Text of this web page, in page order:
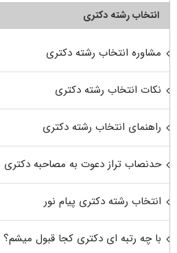
انتخاب رشته دکتری
مشاوره انتخاب رشته دکتری
نکات انتخاب رشته دکتری
راهنمای انتخاب رشته دکتری
حدنصاب تراز دعوت به مصاحبه دکتری
انتخاب رشته دکتری پیام نور
با چه رتبه ای دکتری کجا قبول میشم؟